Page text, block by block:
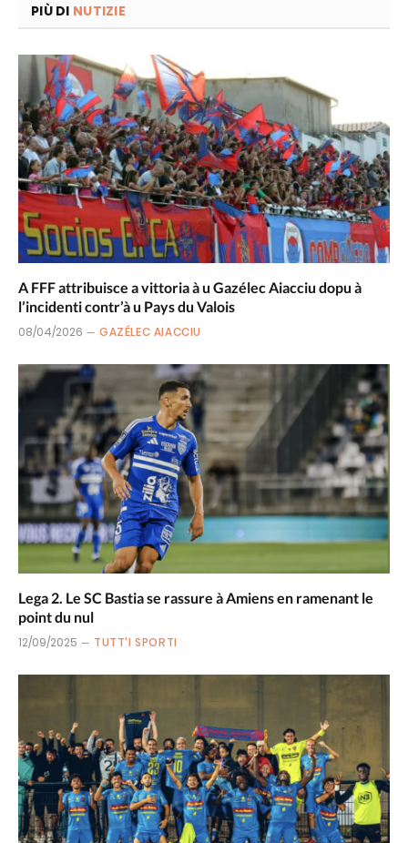
PIÙ DI NUTIZIE
A FFF attribuisce a vittoria à u Gazélec Aiacciu dopu à
l’incidenti contr’à u Pays du Valois
08/04/2026 GAZÉLEC AIACCIU
Lega 2. Le SC Bastia se rassure à Amiens en ramenant le
point du nul
12/09/2025 TUTT'I SPORTI